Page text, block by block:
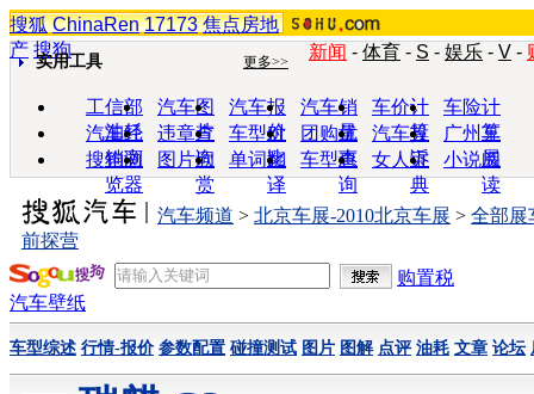
搜狐 ChinaRen 17173 焦点房地
产 搜狗 新闻 - 体育 - S - 娱乐 - V -
实用工具 更多>>
工信部
油耗
汽车图
片
汽车报
价
汽车销
量
车价计
算
车险计
算
汽车经
销商
违章查
询
车型对
比
团购优
惠
汽车投
诉
广州车
展
搜狗浏
览器
图片欣
赏
单词翻
译
车型查
询
女人宝
典
小说阅
读
汽车频道 > 北京车展-2010北京车展 > 全部展
前探营
购置税
汽车壁纸
车型综述 行情-报价 参数配置 碰撞测试 图片 图解 点评 油耗 文章 论坛